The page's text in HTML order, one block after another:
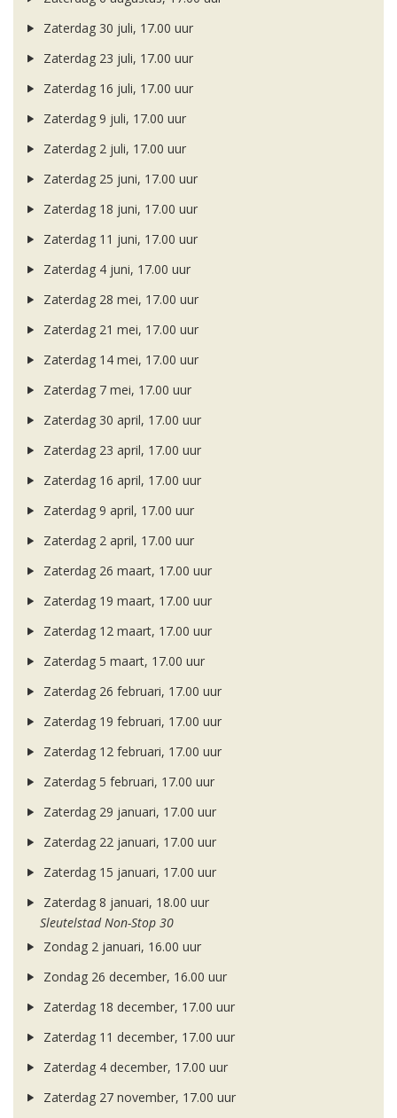
Zaterdag 30 juli, 17.00 uur
Zaterdag 23 juli, 17.00 uur
Zaterdag 16 juli, 17.00 uur
Zaterdag 9 juli, 17.00 uur
Zaterdag 2 juli, 17.00 uur
Zaterdag 25 juni, 17.00 uur
Zaterdag 18 juni, 17.00 uur
Zaterdag 11 juni, 17.00 uur
Zaterdag 4 juni, 17.00 uur
Zaterdag 28 mei, 17.00 uur
Zaterdag 21 mei, 17.00 uur
Zaterdag 14 mei, 17.00 uur
Zaterdag 7 mei, 17.00 uur
Zaterdag 30 april, 17.00 uur
Zaterdag 23 april, 17.00 uur
Zaterdag 16 april, 17.00 uur
Zaterdag 9 april, 17.00 uur
Zaterdag 2 april, 17.00 uur
Zaterdag 26 maart, 17.00 uur
Zaterdag 19 maart, 17.00 uur
Zaterdag 12 maart, 17.00 uur
Zaterdag 5 maart, 17.00 uur
Zaterdag 26 februari, 17.00 uur
Zaterdag 19 februari, 17.00 uur
Zaterdag 12 februari, 17.00 uur
Zaterdag 5 februari, 17.00 uur
Zaterdag 29 januari, 17.00 uur
Zaterdag 22 januari, 17.00 uur
Zaterdag 15 januari, 17.00 uur
Zaterdag 8 januari, 18.00 uur
Sleutelstad Non-Stop 30
Zondag 2 januari, 16.00 uur
Zondag 26 december, 16.00 uur
Zaterdag 18 december, 17.00 uur
Zaterdag 11 december, 17.00 uur
Zaterdag 4 december, 17.00 uur
Zaterdag 27 november, 17.00 uur